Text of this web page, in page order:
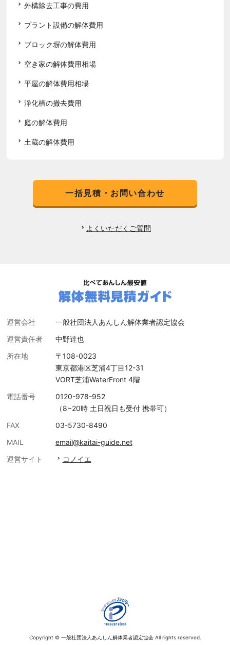
外構除去工事の費用
プラント設備の解体費用
ブロック塀の解体費用
空き家の解体費用相場
平屋の解体費用相場
浄化槽の撤去費用
庭の解体費用
土蔵の解体費用
一括見積・お問い合わせ
よくいただくご質問
運営会社
一般社団法人あんしん解体業者認定協会
運営責任者
中野達也
所在地
〒108-0023
東京都港区芝浦4丁目12-31
VORT芝浦WaterFront 4階
電話番号
0120-978-952
（8~20時 土日祝日も受付 携帯可）
FAX
03-5730-8490
MAIL
email@kaitai-guide.net
運営サイト
コノイエ
Copyright © 一般社団法人あんしん解体業者認定協会 All rights reserved.